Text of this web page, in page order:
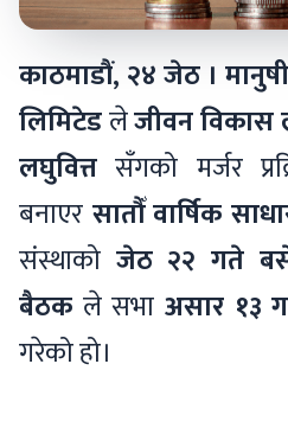
काठमाडौं, २४ जेठ ।
लिमिटेडलेजीवन विकास
लघुवित्त सँगको मर्जर
बनाएर सातौँ वार्षिक
संस्थाको जेठ २२ गते
बैठक ले सभा असार १३
गरेको हो।